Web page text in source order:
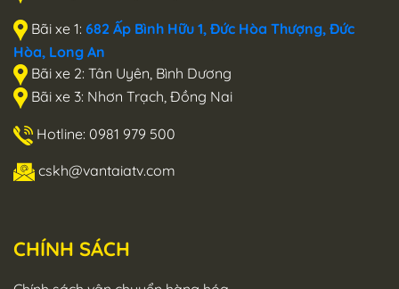
Bãi xe 1: 682 Ấp Bình Hữu 1, Đức Hòa Thượng, Đức
Hòa, Long An
Bãi xe 2: Tân Uyên, Bình Dương
Bãi xe 3: Nhơn Trạch, Đồng Nai
Hotline: 0981 979 500
cskh@vantaiatv.com
CHÍNH SÁCH